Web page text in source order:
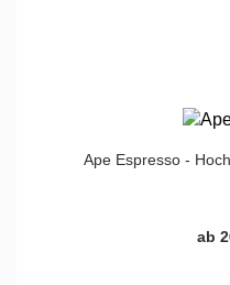
Ape Espresso -
ab